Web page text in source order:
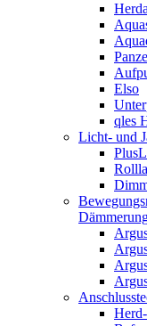
Elso
qles
Licht- und